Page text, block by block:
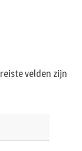
velden zijn